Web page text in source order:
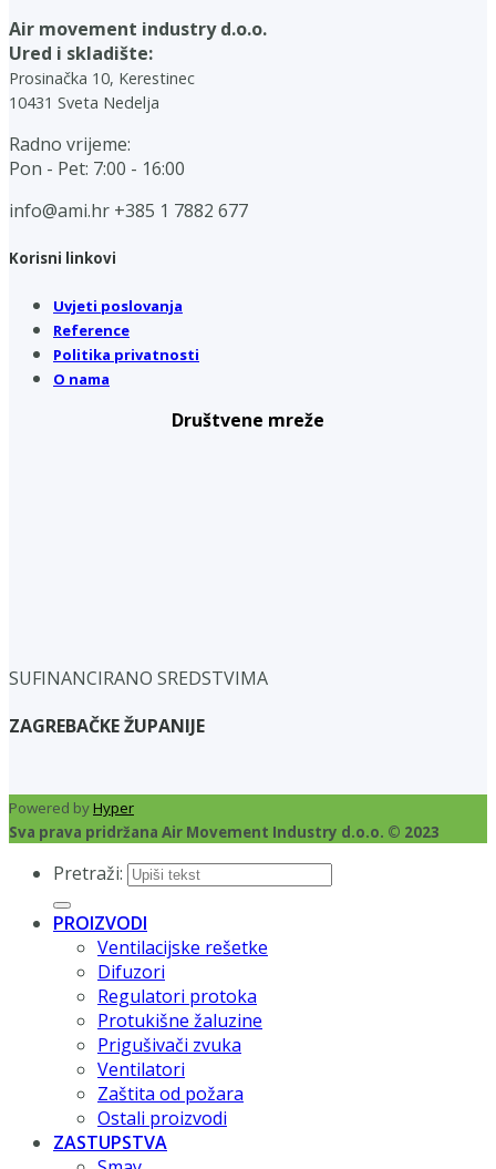
Air movement industry d.o.o.
Ured i skladište:
Prosinačka 10, Kerestinec
10431 Sveta Nedelja
Radno vrijeme:
Pon - Pet: 7:00 - 16:00
info@ami.hr +385 1 7882 677
Korisni linkovi
Uvjeti poslovanja
Reference
Politika privatnosti
O nama
Društvene mreže
SUFINANCIRANO SREDSTVIMA
ZAGREBAČKE ŽUPANIJE
Powered byHyper
Sva prava pridržana Air Movement Industry d.o.o. © 2023
Pretraži:
PROIZVODI
Ventilacijske rešetke
Difuzori
Regulatori protoka
Protukišne žaluzine
Prigušivači zvuka
Ventilatori
Zaštita od požara
Ostali proizvodi
ZASTUPSTVA